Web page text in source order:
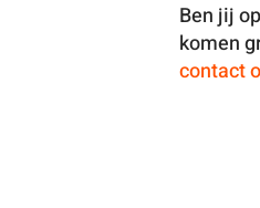
Ben jij
komen
contact